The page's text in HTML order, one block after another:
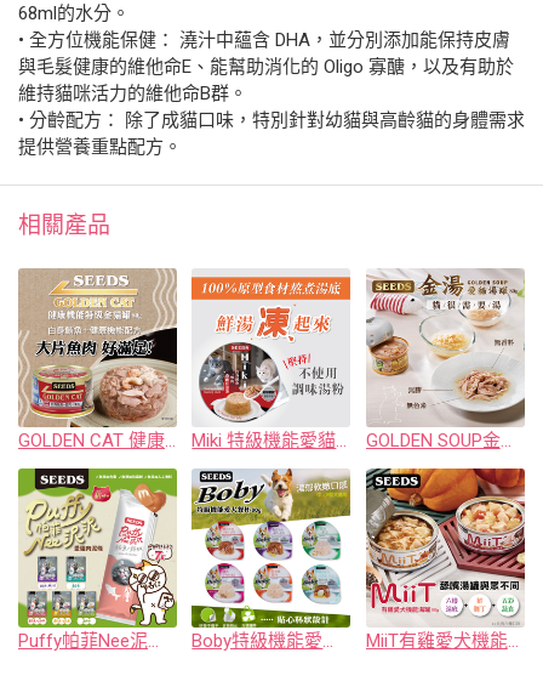
68ml的水分。
• 全方位機能保健： 澆汁中蘊含 DHA，並分別添加能保持皮膚
與毛髮健康的維他命E、能幫助消化的 Oligo 寡醣，以及有助於
維持貓咪活力的維他命B群。
• 分齡配方： 除了成貓口味，特別針對幼貓與高齡貓的身體需求
提供營養重點配方。
相關產品
GOLDEN CAT 健康機能特級金貓罐(80g) Miki 特級機能愛貓餐杯(80g) GOLDEN SOUP金湯愛貓湯罐(80g)
Puffy帕菲Nee泥泥愛貓肉泥條 Boby特級機能愛犬餐罐(80g) MiiT有雞愛犬機能湯罐(80g)